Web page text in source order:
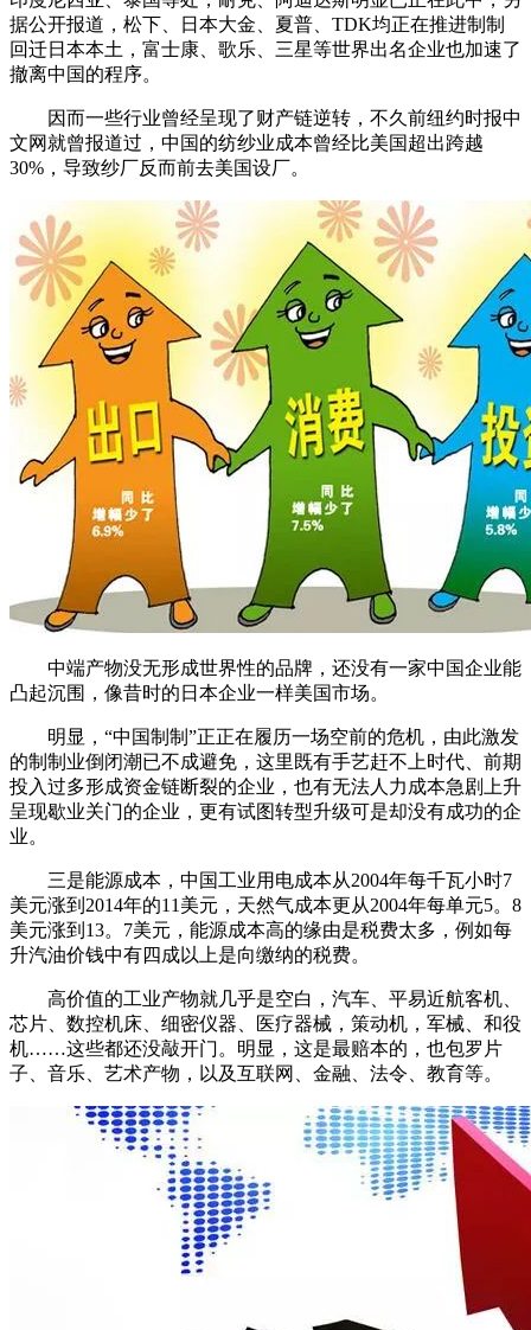
据公开报道，松下、日本大金、夏普、TDK均正在推进制制
回迁日本本土，富士康、歌乐、三星等世界出名企业也加速了
撤离中国的程序。
因而一些行业曾经呈现了财产链逆转，不久前纽约时报中
文网就曾报道过，中国的纺纱业成本曾经比美国超出跨越
30%，导致纱厂反而前去美国设厂。
中端产物没无形成世界性的品牌，还没有一家中国企业能
凸起沉围，像昔时的日本企业一样美国市场。
明显，“中国制制”正正在履历一场空前的危机，由此激发
的制制业倒闭潮已不成避免，这里既有手艺赶不上时代、前期
投入过多形成资金链断裂的企业，也有无法人力成本急剧上升
呈现歇业关门的企业，更有试图转型升级可是却没有成功的企
业。
三是能源成本，中国工业用电成本从2004年每千瓦小时7
美元涨到2014年的11美元，天然气成本更从2004年每单元5。8
美元涨到13。7美元，能源成本高的缘由是税费太多，例如每
升汽油价钱中有四成以上是向缴纳的税费。
高价值的工业产物就几乎是空白，汽车、平易近航客机、
芯片、数控机床、细密仪器、医疗器械，策动机，军械、和役
机……这些都还没敲开门。明显，这是最赔本的，也包罗片
子、音乐、艺术产物，以及互联网、金融、法令、教育等。